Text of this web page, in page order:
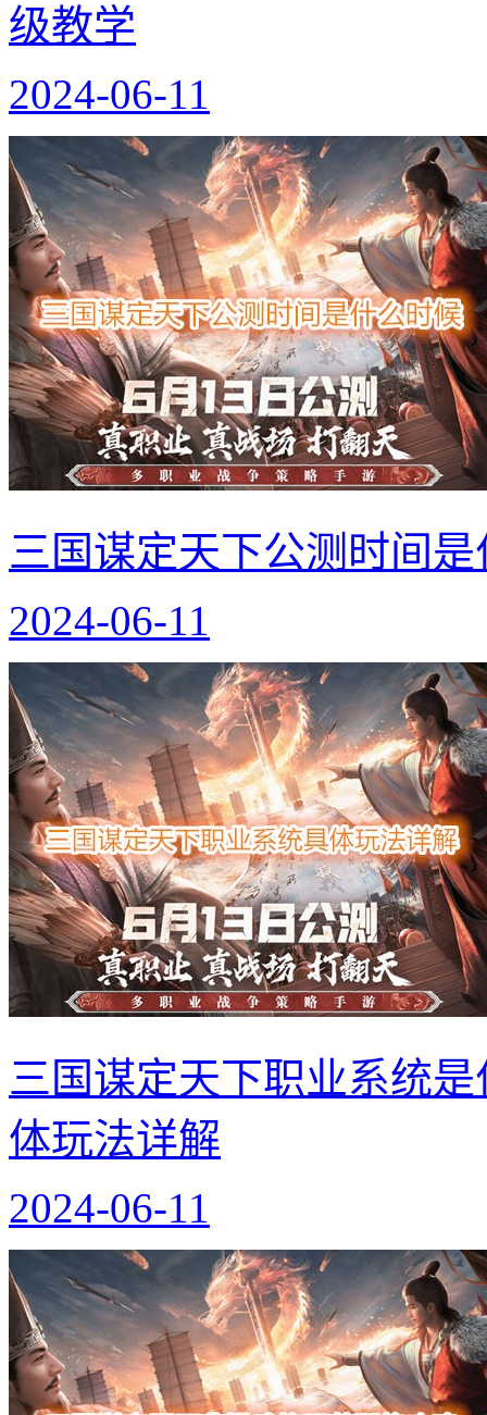
级教学
2024-06-11
三国谋定天下公测时间
2024-06-11
三国谋定天下职业系统
体玩法详解
2024-06-11